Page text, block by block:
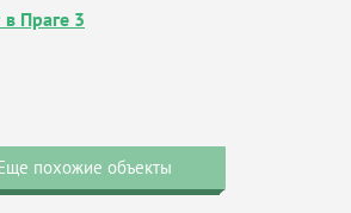
Праге 3
похожие объекты